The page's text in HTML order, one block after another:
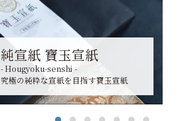
純宣紙 寶玉宣紙
- Hougyoku-senshi -
究極の純粋な宣紙を目指す寶玉宣紙